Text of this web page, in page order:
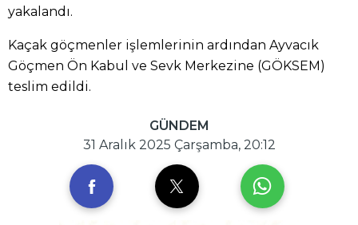
yakalandı.
Kaçak göçmenler işlemlerinin ardından Ayvacık
Göçmen Ön Kabul ve Sevk Merkezine (GÖKSEM)
teslim edildi.
GÜNDEM
31 Aralık 2025 Çarşamba, 20:12